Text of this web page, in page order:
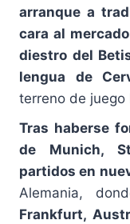
arranque a
cara al
diestro del
lengua de
terreno de
Tras haberse
de Munich,
partidos en
Alemania,
Frankfurt,